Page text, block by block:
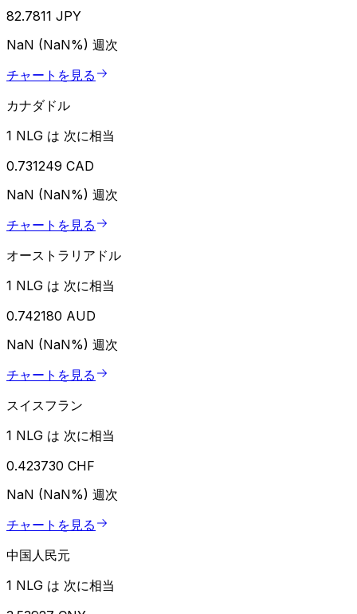
82.7811 JPY
NaN (NaN%) 週次
チャートを見る
カナダドル
1 NLG は 次に相当
0.731249 CAD
NaN (NaN%) 週次
チャートを見る
オーストラリアドル
1 NLG は 次に相当
0.742180 AUD
NaN (NaN%) 週次
チャートを見る
スイスフラン
1 NLG は 次に相当
0.423730 CHF
NaN (NaN%) 週次
チャートを見る
中国人民元
1 NLG は 次に相当